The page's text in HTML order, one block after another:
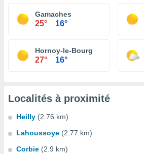
Gamaches
25° 16°
Hornoy-le-Bourg
27° 16°
Localités à proximité
Heilly (2.76 km)
Lahoussoye (2.77 km)
Corbie (2.9 km)